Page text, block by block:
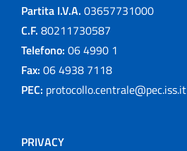
Partita I.V.A. 03657731000
C.F. 80211730587
Telefono: 06 4990 1
Fax: 06 4938 7118
PEC: protocollo.centrale@pec.iss.it
PRIVACY